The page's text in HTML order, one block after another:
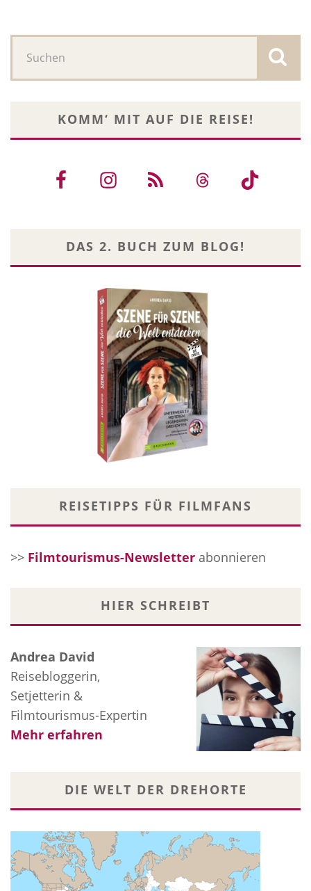
KOMM‘ MIT AUF DIE REISE!
DAS 2. BUCH ZUM BLOG!
REISETIPPS FÜR FILMFANS
>> Filmtourismus-Newsletter abonnieren
HIER SCHREIBT
Andrea David
Reisebloggerin,
Setjetterin &
Filmtourismus-Expertin
Mehr erfahren
DIE WELT DER DREHORTE